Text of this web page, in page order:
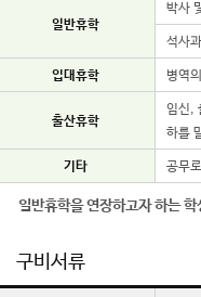
일반휴학
박사
석사
입대휴학 병역
출산휴학
임신,
하를
기타 공무
일반휴학을 연장하고자 하는 학
구비서류